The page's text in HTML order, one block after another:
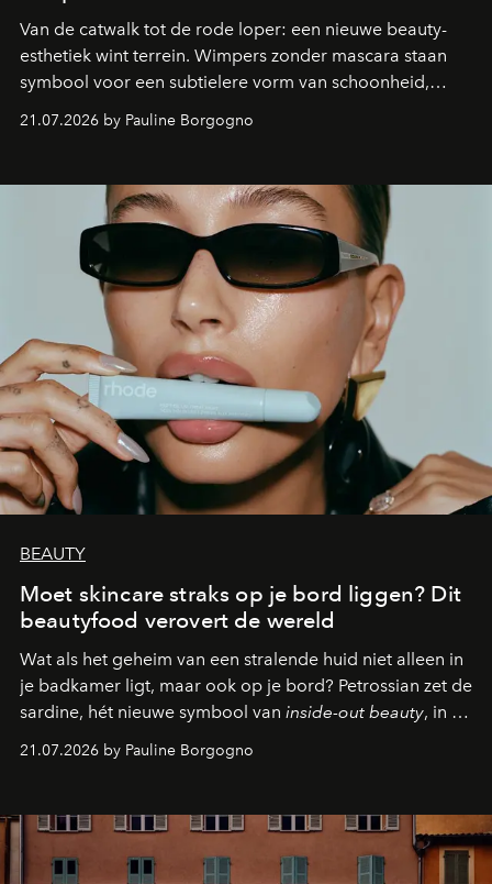
Van de catwalk tot de rode loper: een nieuwe beauty-
esthetiek wint terrein. Wimpers zonder mascara staan
symbool voor een subtielere vorm van schoonheid,
waarin zelfvertrouwen belangrijker is dan een overvloed
aan make-up.
21.07.2026 by Pauline Borgogno
BEAUTY
Moet skincare straks op je bord liggen? Dit
beautyfood verovert de wereld
Wat als het geheim van een stralende huid niet alleen in
je badkamer ligt, maar ook op je bord? Petrossian zet de
sardine, hét nieuwe symbool van inside-out beauty, in de
kijker met twee gastronomische creaties.
21.07.2026 by Pauline Borgogno